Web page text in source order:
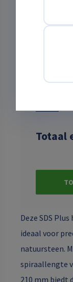
Wij
Totaal
Deze SDS
ideaal voor
natuursteen.
spiraallengte
210 mm biedt